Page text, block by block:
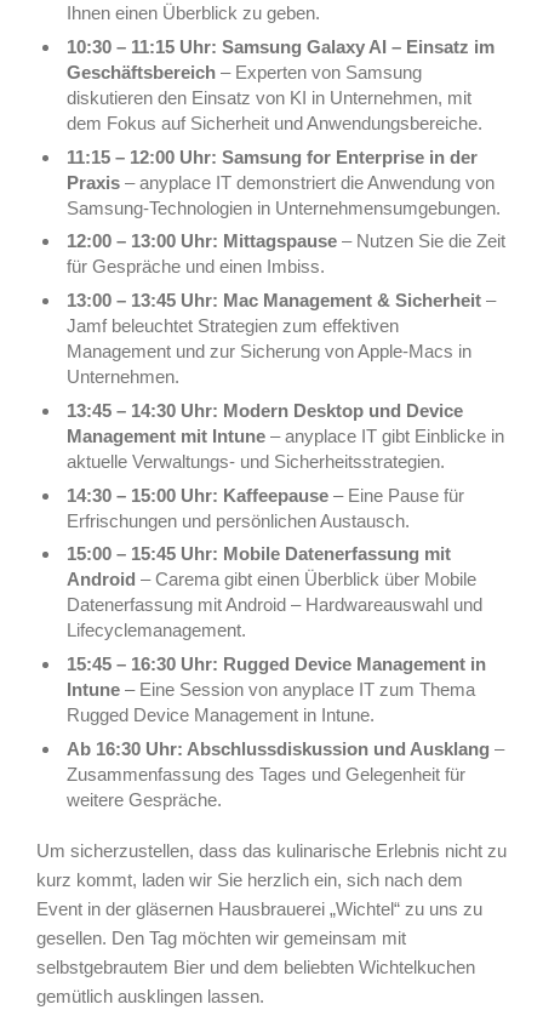
Ihnen einen Überblick zu geben.
10:30 – 11:15 Uhr: Samsung Galaxy AI – Einsatz im
Geschäftsbereich – Experten von Samsung
diskutieren den Einsatz von KI in Unternehmen, mit
dem Fokus auf Sicherheit und Anwendungsbereiche.
11:15 – 12:00 Uhr: Samsung for Enterprise in der
Praxis – anyplace IT demonstriert die Anwendung von
Samsung-Technologien in Unternehmensumgebungen.
12:00 – 13:00 Uhr: Mittagspause – Nutzen Sie die Zeit
für Gespräche und einen Imbiss.
13:00 – 13:45 Uhr: Mac Management & Sicherheit –
Jamf beleuchtet Strategien zum effektiven
Management und zur Sicherung von Apple-Macs in
Unternehmen.
13:45 – 14:30 Uhr: Modern Desktop und Device
Management mit Intune – anyplace IT gibt Einblicke in
aktuelle Verwaltungs- und Sicherheitsstrategien.
14:30 – 15:00 Uhr: Kaffeepause – Eine Pause für
Erfrischungen und persönlichen Austausch.
15:00 – 15:45 Uhr: Mobile Datenerfassung mit
Android – Carema gibt einen Überblick über Mobile
Datenerfassung mit Android – Hardwareauswahl und
Lifecyclemanagement.
15:45 – 16:30 Uhr: Rugged Device Management in
Intune – Eine Session von anyplace IT zum Thema
Rugged Device Management in Intune.
Ab 16:30 Uhr: Abschlussdiskussion und Ausklang –
Zusammenfassung des Tages und Gelegenheit für
weitere Gespräche.
Um sicherzustellen, dass das kulinarische Erlebnis nicht zu
kurz kommt, laden wir Sie herzlich ein, sich nach dem
Event in der gläsernen Hausbrauerei „Wichtel“ zu uns zu
gesellen. Den Tag möchten wir gemeinsam mit
selbstgebrautem Bier und dem beliebten Wichtelkuchen
gemütlich ausklingen lassen.